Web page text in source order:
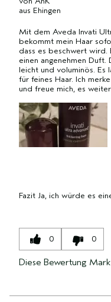
aus Ehingen
Mit dem Aveda Invati
bekommt mein Haar
dass es beschwert wird.
einen angenehmen Duft.
leicht und voluminös. Es
für feines Haar. Ich
und freue mich, es
Fazit Ja, ich würde es
0 0
Diese Bewertung